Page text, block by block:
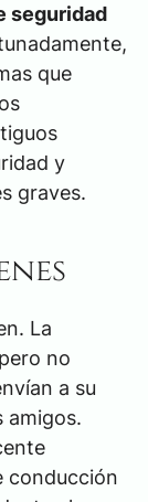
seguridad
que
y
graves.
La
no
a su
amigos.
conducción